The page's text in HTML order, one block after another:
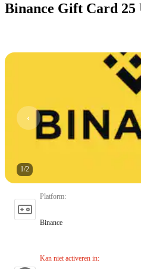
Binance Gift Card 25
1/2
Platform:
Binance
Kan niet activeren in: